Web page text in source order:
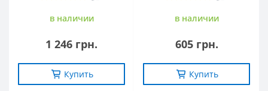
в наличии
1 246 грн.
Купить
в наличии
605 грн.
Купить